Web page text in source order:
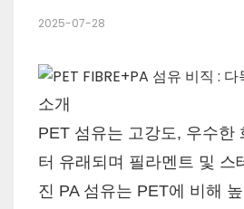
2025-07-28
소개
PET 섬유는 고강도, 우수한
터 유래되며 필라멘트 및 스
진 PA 섬유는 PET에 비해